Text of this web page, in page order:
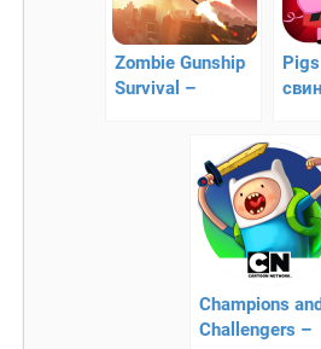
Zombie Gunship
Survival –
Champions
Challengers –